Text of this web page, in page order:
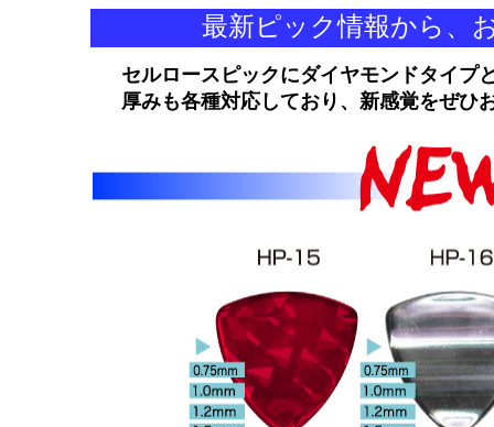
最新ピック情報から、
セルロースピックにダイヤモンドタイプ
厚みも各種対応しており、新感覚をぜひ